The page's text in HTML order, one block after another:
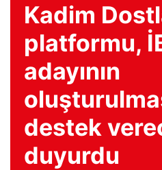
Kadim
platformu,
adayının
destek
duyurdu